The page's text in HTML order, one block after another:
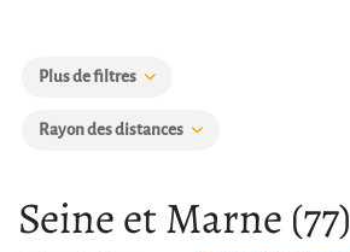
Plus de filtres
Rayon des distances
Seine et Marne (77)